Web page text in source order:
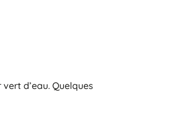
d’eau. Quelques